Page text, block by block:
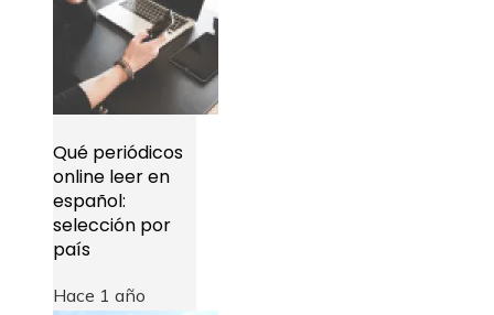
Qué periódicos
online leer en
español:
selección por
país
Hace 1 año